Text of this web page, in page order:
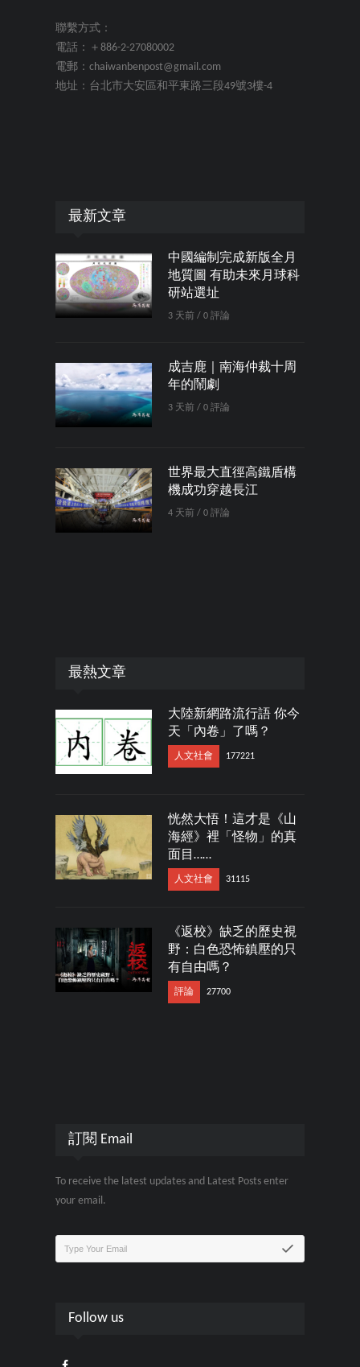
聯繫方式：
電話：＋886-2-27080002
電郵：chaiwanbenpost@gmail.com
地址：台北市大安區和平東路三段49號3樓-4
最新文章
中國編制完成新版全月
地質圖 有助未來月球科
研站選址
3 天前 / 0 評論
成吉鹿｜南海仲裁十周
年的鬧劇
3 天前 / 0 評論
世界最大直徑高鐵盾構
機成功穿越長江
4 天前 / 0 評論
最熱文章
大陸新網路流行語 你今
天「內卷」了嗎？
人文社會 177221
恍然大悟！這才是《山
海經》裡「怪物」的真
面目……
人文社會 31115
《返校》缺乏的歷史視
野：白色恐怖鎮壓的只
有自由嗎？
評論 27700
訂閱 Email
To receive the latest updates and Latest Posts enter
your email.
Follow us